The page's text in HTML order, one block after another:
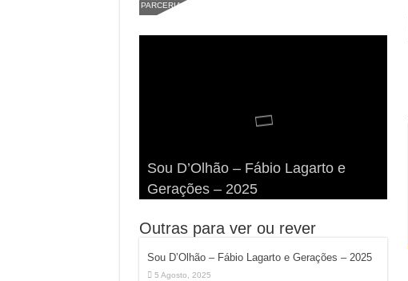
PARCERIA
Sou D’Olhão – Fábio Lagarto e
Gerações – 2025
Armona: Música, Comida e
Diversão à Beira-Ria!
Taphani X Benkest: Vídeo Musical
na Ilha da Armona
“Lavar a Loiça” na Ilha dos
Hangares
Quatro Dias Mais Um de Aventura e
Diversão!
Outras para ver ou rever
Sou D’Olhão – Fábio Lagarto e Gerações – 2025
5 Agosto, 2025